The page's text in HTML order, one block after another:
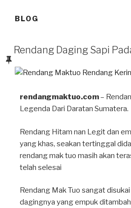
BLOG
Rendang Daging Sapi
rendangmaktuo.com–
Legenda Dari Daratan Sumatera.
Rendang Hitam nan Legit dan
yang khas, seakan tertinggal
rendang mak tuo masih akan
telah selesai
Rendang Mak Tuo sangat
dagingnya yang empuk